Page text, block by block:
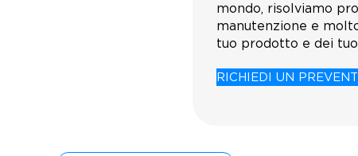
mondo, risolviamo
manutenzione e
tuo prodotto e dei
RICHIEDI UN